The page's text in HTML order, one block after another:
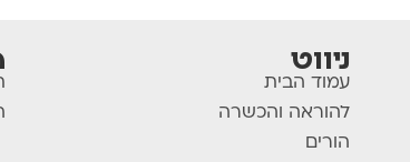
ניווט
עמוד הבית
להוראה והכשרה
הורים